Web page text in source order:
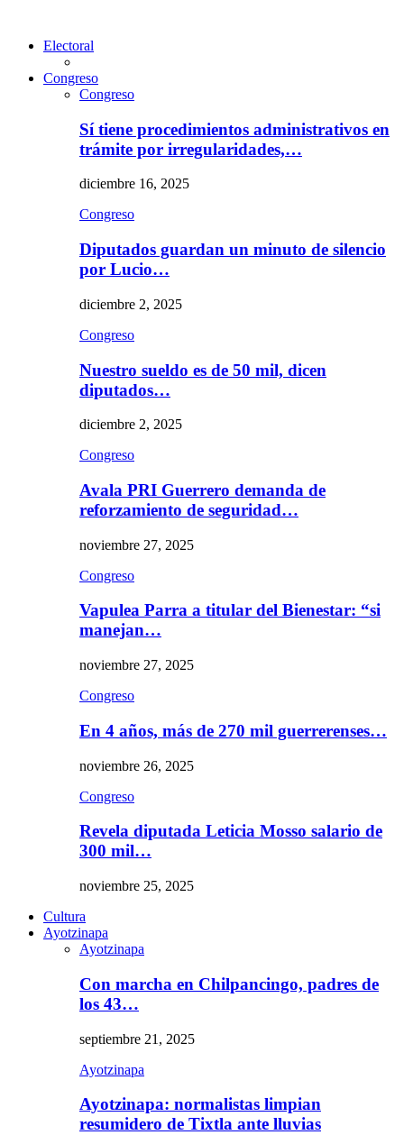
Electoral
Congreso
Congreso
Sí tiene procedimientos administrativos en
trámite por irregularidades,…
diciembre 16, 2025
Congreso
Diputados guardan un minuto de silencio
por Lucio…
diciembre 2, 2025
Congreso
Nuestro sueldo es de 50 mil, dicen
diputados…
diciembre 2, 2025
Congreso
Avala PRI Guerrero demanda de
reforzamiento de seguridad…
noviembre 27, 2025
Congreso
Vapulea Parra a titular del Bienestar: “si
manejan…
noviembre 27, 2025
Congreso
En 4 años, más de 270 mil guerrerenses…
noviembre 26, 2025
Congreso
Revela diputada Leticia Mosso salario de
300 mil…
noviembre 25, 2025
Cultura
Ayotzinapa
Ayotzinapa
Con marcha en Chilpancingo, padres de
los 43…
septiembre 21, 2025
Ayotzinapa
Ayotzinapa: normalistas limpian
resumidero de Tixtla ante lluvias